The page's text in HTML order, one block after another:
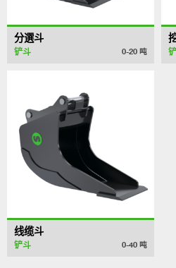
分選斗
铲斗 0-20 吨
线缆斗
铲斗 0-40 吨